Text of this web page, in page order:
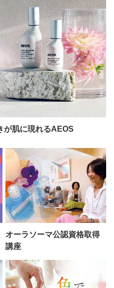
が肌に現れるAEOS
オーラソーマ公認資格取得
講座